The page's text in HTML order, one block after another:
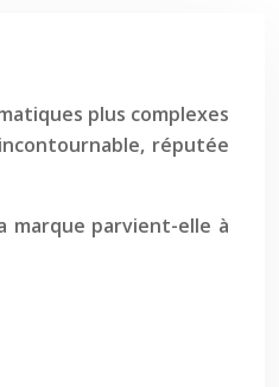
plus complexes
réputée
marque parvient-elle à